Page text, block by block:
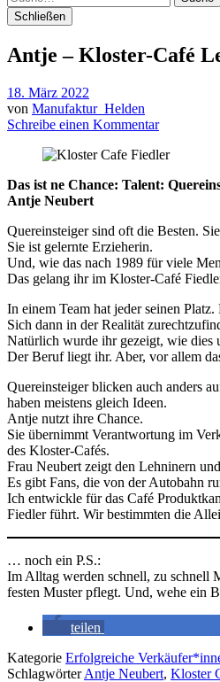
Schließen
Antje – Kloster-Café
18. März 2022
von Manufaktur_Helden
Schreibe einen Kommentar
Das ist ne Chance: Talent:
Antje Neubert
Quereinsteiger sind oft die Besten.
Sie ist gelernte Erzieherin.
Und, wie das nach 1989 für viele
Das gelang ihr im Kloster-Café
In einem Team hat jeder seinen
Sich dann in der Realität
Natürlich wurde ihr gezeigt, wie dies
Der Beruf liegt ihr. Aber, vor allem
Quereinsteiger blicken auch anders
haben meistens gleich Ideen.
Antje nutzt ihre Chance.
Sie übernimmt Verantwortung im
des Kloster-Cafés.
Frau Neubert zeigt den Lehninern
Es gibt Fans, die von der Autobahn
Ich entwickle für das Café
Fiedler führt. Wir bestimmten die
… noch ein P.S.:
Im Alltag werden schnell, zu schnell
festen Muster pflegt. Und, wehe ein
teilen
Kategorie Erfolgreiche
SchlagwörterAntje Neubert, Kloster